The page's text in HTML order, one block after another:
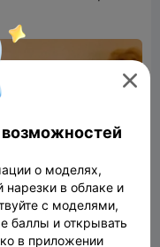

о моделях,
нарезки в облаке и
с моделями,
баллы и открывать
в приложении